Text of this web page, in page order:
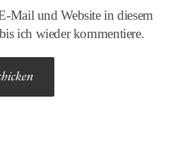
Mail und Website in diesem
ich wieder kommentiere.